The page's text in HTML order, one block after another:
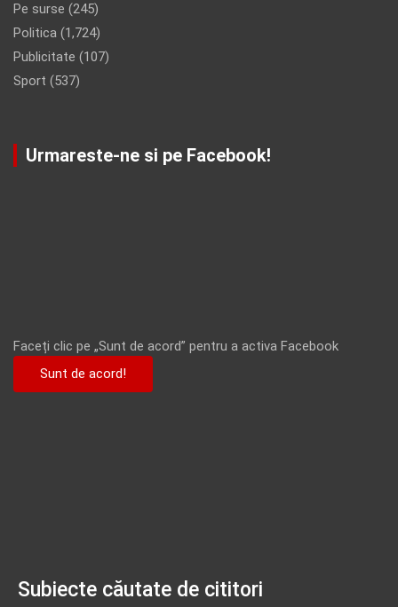
Pe surse (245)
Politica (1,724)
Publicitate (107)
Sport (537)
Urmareste-ne si pe Facebook!
Faceți clic pe „Sunt de acord” pentru a activa Facebook
Sunt de acord!
Subiecte căutate de cititori